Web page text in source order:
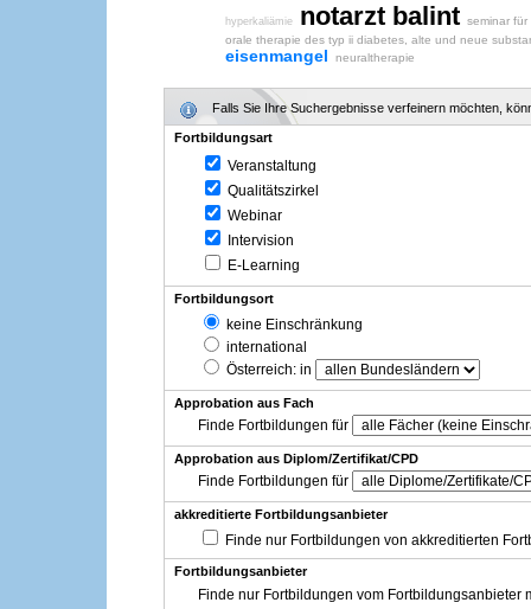
hyperkaliämie notarzt balint seminar für
orale therapie des typ ii diabetes, alte und neue
eisenmangel neuraltherapie
Falls Sie Ihre Suchergebnisse verfeinern möchten,
Fortbildungsart
Veranstaltung
Qualitätszirkel
Webinar
Intervision
E-Learning
Fortbildungsort
keine Einschränkung
international
Österreich: in
Approbation aus Fach
Finde Fortbildungen für
Approbation aus Diplom/Zertifikat/CPD
Finde Fortbildungen für
akkreditierte Fortbildungsanbieter
Finde nur Fortbildungen von akkreditierten
Fortbildungsanbieter
Finde nur Fortbildungen vom Fortbildungsanbieter